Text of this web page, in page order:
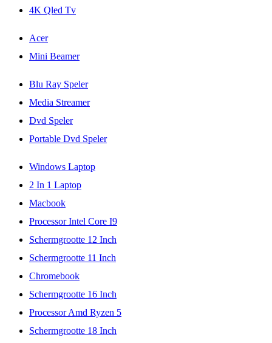
4K Qled Tv
Acer
Mini Beamer
Blu Ray Speler
Media Streamer
Dvd Speler
Portable Dvd Speler
Windows Laptop
2 In 1 Laptop
Macbook
Processor Intel Core I9
Schermgrootte 12 Inch
Schermgrootte 11 Inch
Chromebook
Schermgrootte 16 Inch
Processor Amd Ryzen 5
Schermgrootte 18 Inch